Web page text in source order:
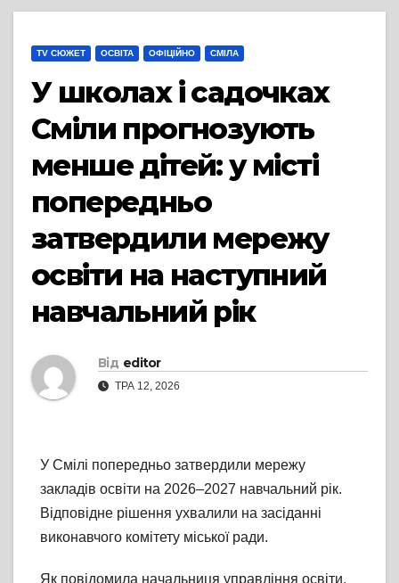
TV СЮЖЕТ ОСВІТА ОФІЦІЙНО СМІЛА
У школах і садочках
Сміли прогнозують
менше дітей: у місті
попередньо
затвердили мережу
освіти на наступний
навчальний рік
Від editor
ТРА 12, 2026
У Смілі попередньо затвердили мережу
закладів освіти на 2026–2027 навчальний рік.
Відповідне рішення ухвалили на засіданні
виконавчого комітету міської ради.
Як повідомила начальниця управління освіти,